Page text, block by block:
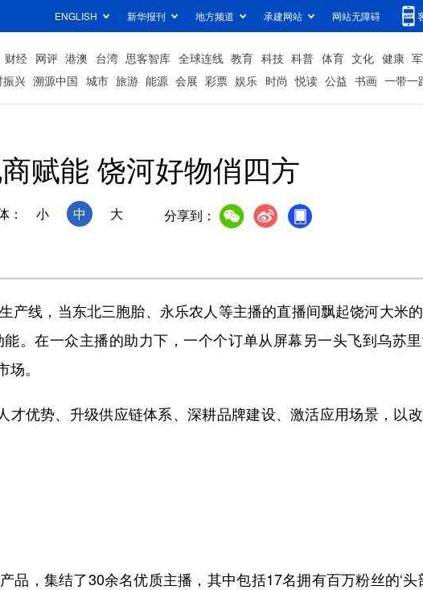
ENGLISH 新华报刊 地方频道 承建网站 网站无障碍
财经 网评 港澳 台湾 思客智库 全球连线 教育 科技 科普 体育 文化 健康
振兴 溯源中国 城市 旅游 能源 会展 彩票 娱乐 时尚 悦读 公益 书画 一带一
赋能 饶河好物俏四方
： 小 中 大 分享到：
线，当东北三胞胎、永乐农人等主播的直播间飘起饶河大米
。在一众主播的助力下，一个个订单从屏幕另一头飞到乌苏
。
优势、升级供应链体系、深耕品牌建设、激活应用场景，以
，集结了30余名优质主播，其中包括17名拥有百万粉丝的‘头